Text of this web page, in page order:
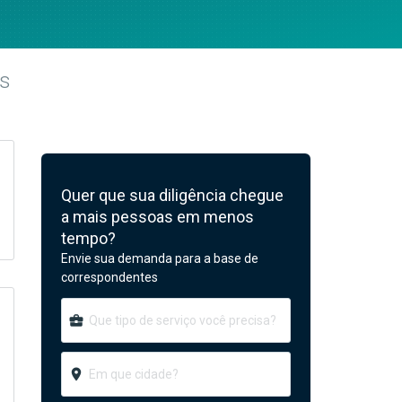
Quer que sua diligência chegue
a mais pessoas em menos
tempo?
Envie sua demanda para a base de
correspondentes
business_center
room